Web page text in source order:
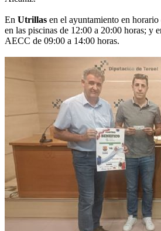
En Utrillas en el ayuntamiento en
en las piscinas de 12:00 a 20:00 horas; y
AECC de 09:00 a 14:00 horas.